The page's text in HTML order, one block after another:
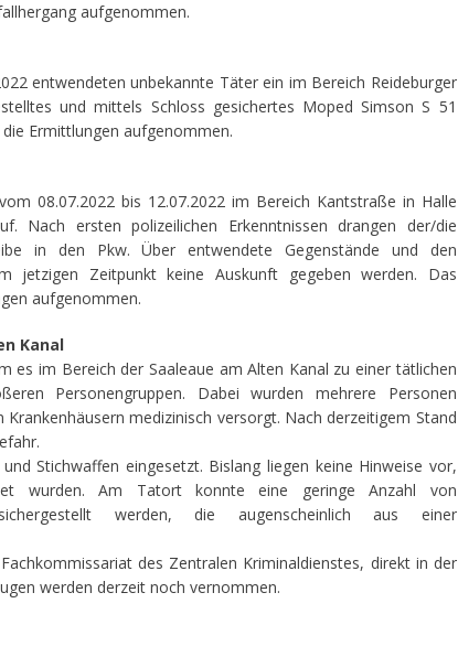
aufgenommen.
entwendeten unbekannte Täter ein im Bereich Reideburger
und mittels Schloss gesichertes Moped Simson S 51
Ermittlungen aufgenommen.
08.07.2022 bis 12.07.2022 im Bereich Kantstraße in Halle
Nach ersten polizeilichen Erkenntnissen drangen der/die
in den Pkw. Über entwendete Gegenstände und den
jetzigen Zeitpunkt keine Auskunft gegeben werden. Das
aufgenommen.
Kanal
es im Bereich der Saaleaue am Alten Kanal zu einer tätlichen
Personengruppen. Dabei wurden mehrere Personen
medizinisch versorgt. Nach derzeitigem Stand
Stichwaffen eingesetzt. Bislang liegen keine Hinweise vor,
wurden. Am Tatort konnte eine geringe Anzahl von
werden, die augenscheinlich aus einer
des Zentralen Kriminaldienstes, direkt in der
werden derzeit noch vernommen.